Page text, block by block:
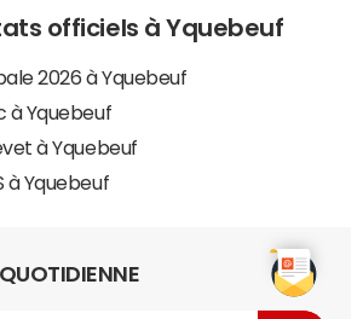
officiels à Yquebeuf
2026 à Yquebeuf
à Yquebeuf
à Yquebeuf
à Yquebeuf